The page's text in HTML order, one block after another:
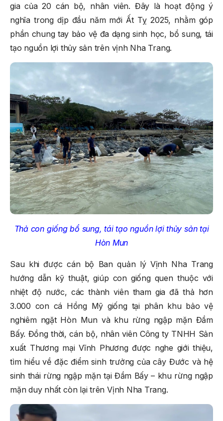
gia của 20 cán bộ, nhân viên. Đây là hoạt động ý
nghĩa trong dịp đầu năm mới Ất Tỵ 2025, nhằm góp
phần chung tay bảo vệ đa dạng sinh học, bổ sung, tái
tạo nguồn lợi thủy sản trên vịnh Nha Trang.
Thả con giống bổ sung, tái tạo nguồn lợi thủy sản tại
Hòn Mun
Sau khi được cán bộ Ban quản lý Vịnh Nha Trang
hướng dẫn kỹ thuật, giúp con giống quen thuộc với
nhiệt độ nước, các thành viên tham gia đã thả hơn
3.000 con cá Hồng Mỹ giống tại phân khu bảo vệ
nghiêm ngặt Hòn Mun và khu rừng ngập mặn Đầm
Bấy. Đồng thời, cán bộ, nhân viên Công ty TNHH Sản
xuất Thương mại Vĩnh Phương được nghe giới thiệu,
tìm hiểu về đặc điểm sinh trưởng của cây Đước và hệ
sinh thái rừng ngập mặn tại Đầm Bấy – khu rừng ngập
mặn duy nhất còn lại trên Vịnh Nha Trang.